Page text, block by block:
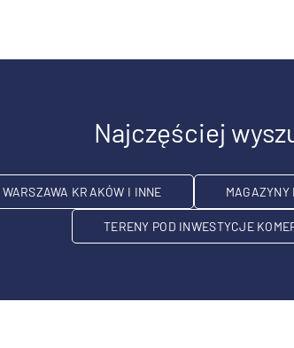
Najczęściej
KRAKÓW I INNE
TERENY POD INWESTYCJE